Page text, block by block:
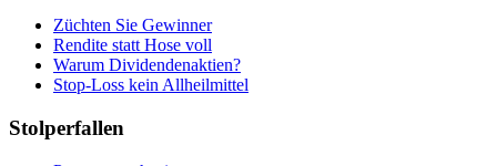
Züchten Sie Gewinner
Rendite statt Hose voll
Warum Dividendenaktien?
Stop-Loss kein Allheilmittel
Stolperfallen